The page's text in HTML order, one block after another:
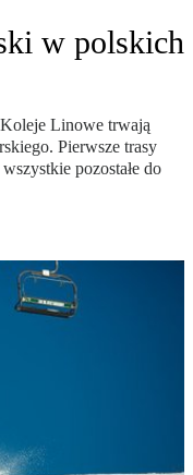
w polskich
Linowe trwają
Pierwsze trasy
pozostałe do